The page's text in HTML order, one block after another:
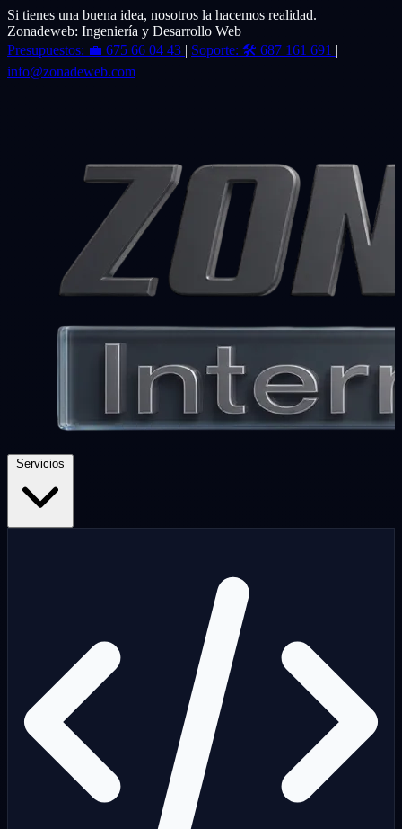
Si tienes una buena idea, nosotros la hacemos realidad.
Zonadeweb: Ingeniería y Desarrollo Web
Presupuestos: 💼 675 66 04 43 | Soporte: 🛠️ 687 161 691 |
info@zonadeweb.com